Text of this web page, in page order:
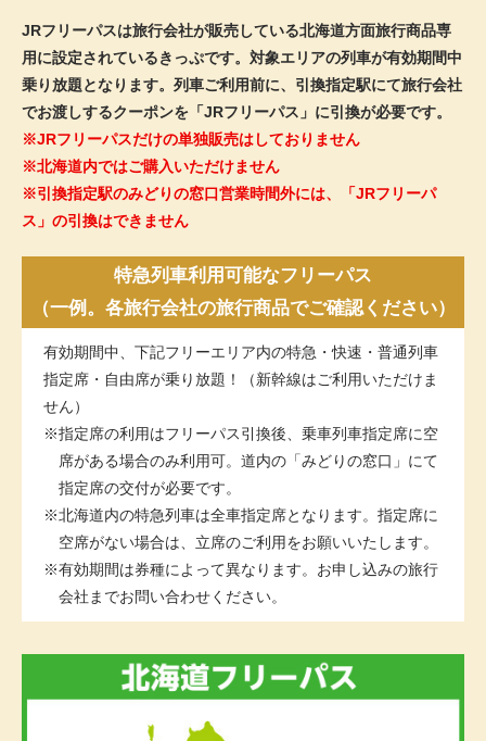
JRフリーパスは旅行会社が販売している北海道方面旅行商品専
用に設定されているきっぷです。対象エリアの列車が有効期間中
乗り放題となります。列車ご利用前に、引換指定駅にて旅行会社
でお渡しするクーポンを「JRフリーパス」に引換が必要です。
※JRフリーパスだけの単独販売はしておりません
※北海道内ではご購入いただけません
※引換指定駅のみどりの窓口営業時間外には、「JRフリーパ
ス」の引換はできません
特急列車利用可能なフリーパス
（一例。各旅行会社の旅行商品でご確認ください）
有効期間中、下記フリーエリア内の特急・快速・普通列車
指定席・自由席が乗り放題！（新幹線はご利用いただけま
せん）
指定席の利用はフリーパス引換後、乗車列車指定席に空
席がある場合のみ利用可。道内の「みどりの窓口」にて
指定席の交付が必要です。
北海道内の特急列車は全車指定席となります。指定席に
空席がない場合は、立席のご利用をお願いいたします。
有効期間は券種によって異なります。お申し込みの旅行
会社までお問い合わせください。